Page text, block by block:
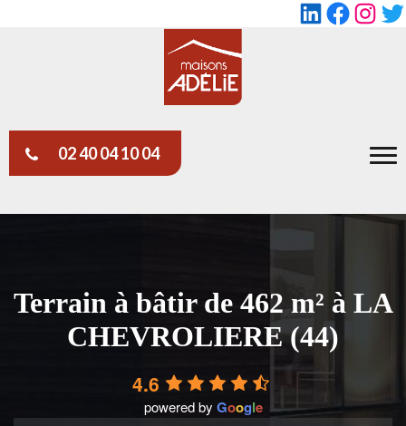
LinkedIn
02 40 04 10 04
Terrain à bâtir de 462 m² à LA
CHEVROLIERE (44)
4.6
powered by Google